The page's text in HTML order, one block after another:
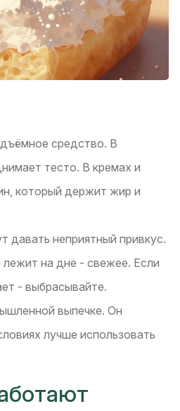
средство. В
тесто. В кремах и
который держит жир и
давать неприятный привкус.
на дне - свежее. Если
- выбрасывайте.
выпечке. Он
лучше использовать